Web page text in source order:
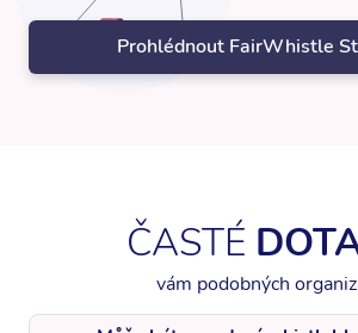
Prohlédnout FairWhistle
ČASTÉ
vám podobných